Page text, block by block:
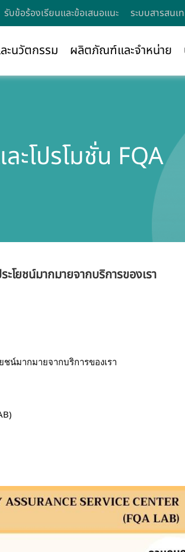
รับข้อร้องเรียนและข้อเสนอแนะ ระบบสารสนเ
ะนวัตกรรม ผลิตภัณฑ์และจำหน่าย
ะโปรโมชั่น FQA
โยชน์มากมายจากบริการของเรา
น์มากมายจากบริการของเรา